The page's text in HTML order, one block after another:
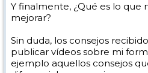
Y finalmente, ¿Qué es lo que
mejorar?
Sin duda, los consejos
publicar vídeos sobre mi
ejemplo aquellos consejos